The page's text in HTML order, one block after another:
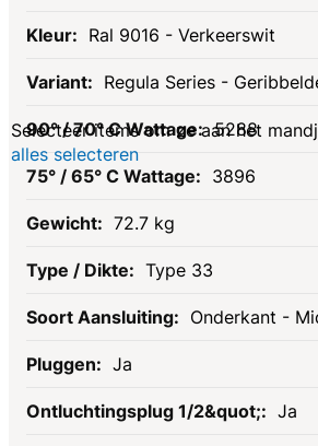
Ral 9016 - Verkeerswit
Regula Series -
5288
3896
72.7 kg
Type 33
Onderkant -
Ja
Ja
producten
Selecteer items om ze aan het
alles selecteren